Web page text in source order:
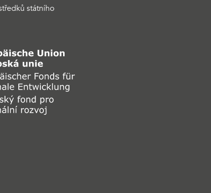
státního